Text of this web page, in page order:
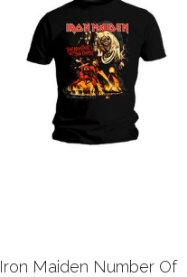
Iron Maiden Number Of